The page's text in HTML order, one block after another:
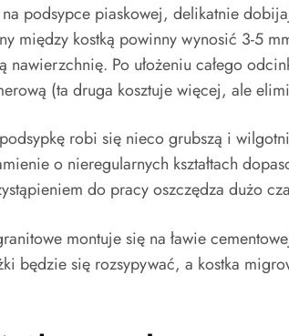
na podsypce piaskowej, delikatnie
między kostką powinny wynosić 3-5
nawierzchnię. Po ułożeniu całego
(ta druga kosztuje więcej, ale
robi się nieco grubszą i
o nieregularnych kształtach
do pracy oszczędza dużo
montuje się na ławie
będzie się rozsypywać, a kostka